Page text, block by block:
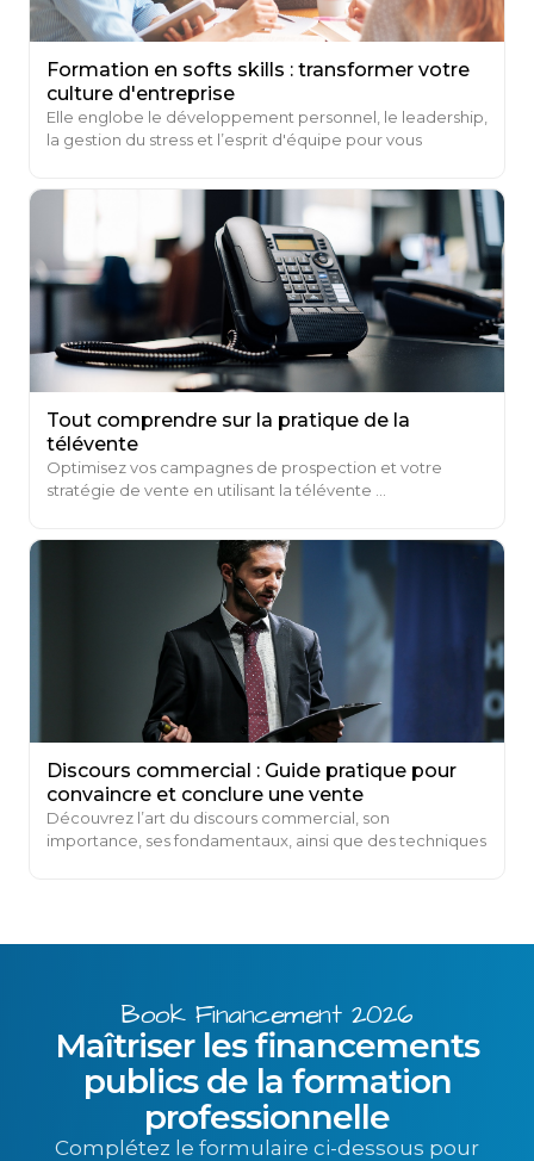
Formation en softs skills : transformer votre
culture d'entreprise
Elle englobe le développement personnel, le leadership,
la gestion du stress et l’esprit d'équipe pour vous
Tout comprendre sur la pratique de la
télévente
Optimisez vos campagnes de prospection et votre
stratégie de vente en utilisant la télévente ...
Discours commercial : Guide pratique pour
convaincre et conclure une vente
Découvrez l’art du discours commercial, son
importance, ses fondamentaux, ainsi que des techniques
Book Financement 2026
Maîtriser les financements
publics de la formation
professionnelle
Complétez le formulaire ci-dessous pour